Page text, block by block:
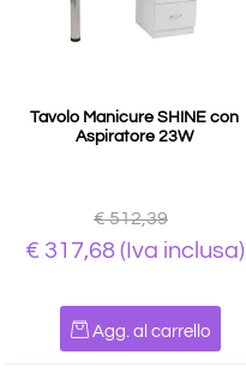
Tavolo Manicure SHINE con
Aspiratore 23W
€ 512,39
€ 317,68(Iva inclusa)
Agg. al carrello